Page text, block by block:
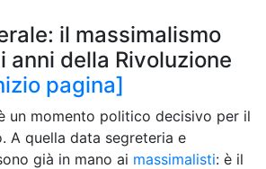
il massimalismo
anni della Rivoluzione
pagina]
un momento politico decisivo per il
A quella data segreteria e
già in mano ai massimalisti: è il